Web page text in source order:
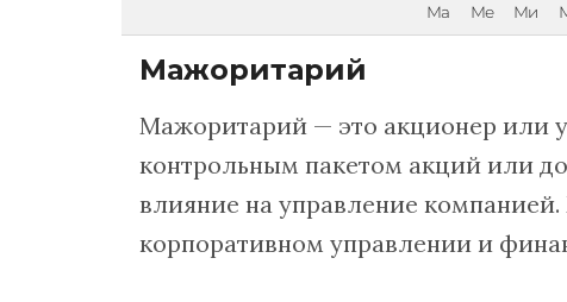
Ма Ме Ми
Мажоритарий
Мажоритарий — это акционер или
контрольным пакетом акций или
влияние на управление
корпоративном управлении и